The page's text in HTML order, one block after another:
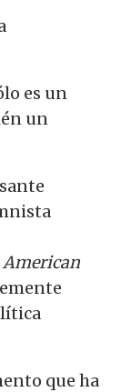
es un
un
American
que ha